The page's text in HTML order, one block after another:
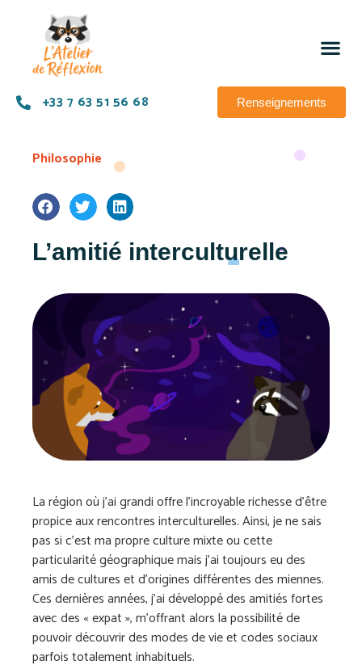
+33 7 63 51 56 68 Renseignements
Philosophie
L’amitié interculturelle
La région où j’ai grandi offre l’incroyable richesse d’être
propice aux rencontres interculturelles. Ainsi, je ne sais
pas si c’est ma propre culture mixte ou cette
particularité géographique mais j’ai toujours eu des
amis de cultures et d’origines différentes des miennes.
Ces dernières années, j’ai développé des amitiés fortes
avec des « expat », m’offrant alors la possibilité de
pouvoir découvrir des modes de vie et codes sociaux
parfois totalement inhabituels.